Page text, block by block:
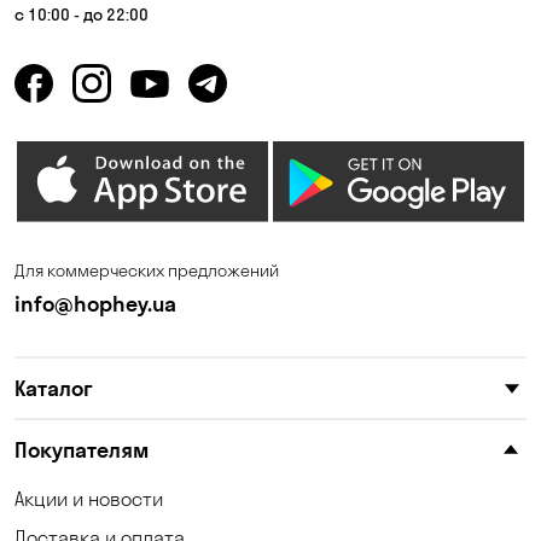
Кулеши
Марьяновка Матвеевка
Новоселки
Петропавловская
с 10:00 - до 22:00
Для коммерческих предложений
info@hophey.ua
Каталог
Покупателям
Акции и новости